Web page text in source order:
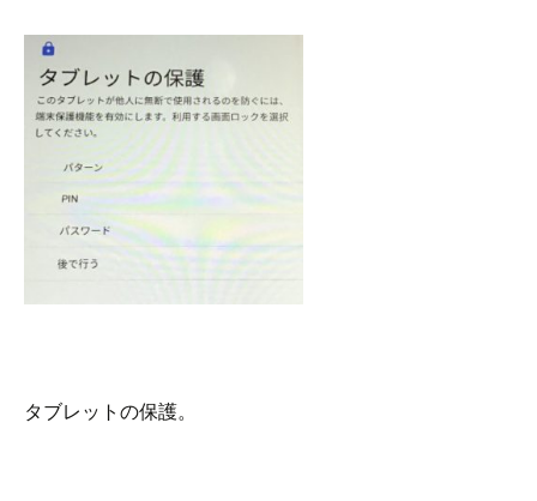
タブレットの保護。